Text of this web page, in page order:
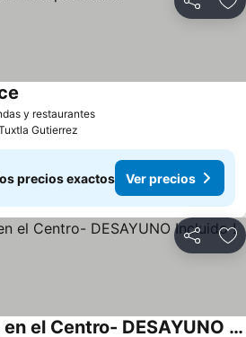
Compartir
y restaurantes
Gutierrez
precios exactos Ver precios
Compartir
Hotel del Carmen, en el Centro- DESAYUNO Incluido !